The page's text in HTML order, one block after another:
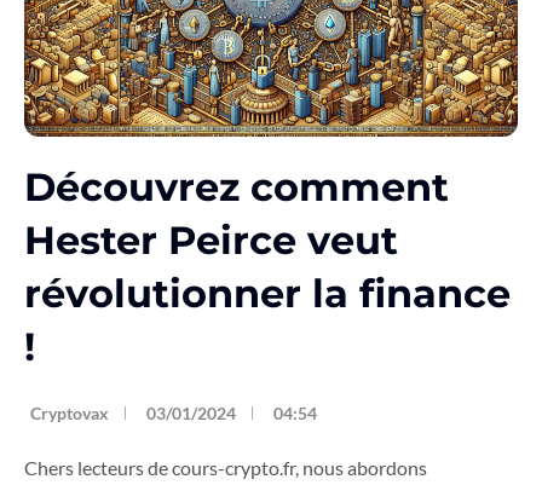
Découvrez comment
Hester Peirce veut
révolutionner la finance
!
Cryptovax 03/01/2024 04:54
Chers lecteurs de cours-crypto.fr, nous abordons